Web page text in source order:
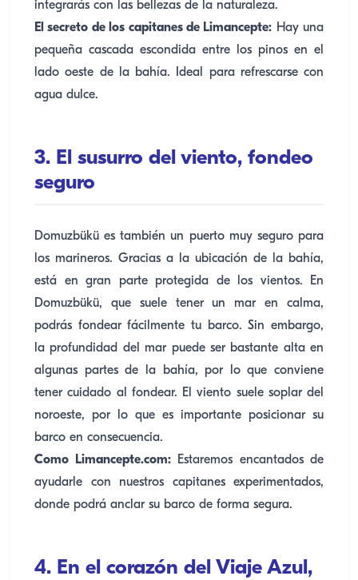
integrarás con las bellezas de la naturaleza.
El secreto de los capitanes de Limancepte: Hay una
pequeña cascada escondida entre los pinos en el
lado oeste de la bahía. Ideal para refrescarse con
agua dulce.
3. El susurro del viento, fondeo
seguro
Domuzbükü es también un puerto muy seguro para
los marineros. Gracias a la ubicación de la bahía,
está en gran parte protegida de los vientos. En
Domuzbükü, que suele tener un mar en calma,
podrás fondear fácilmente tu barco. Sin embargo,
la profundidad del mar puede ser bastante alta en
algunas partes de la bahía, por lo que conviene
tener cuidado al fondear. El viento suele soplar del
noroeste, por lo que es importante posicionar su
barco en consecuencia.
Como Limancepte.com:Estaremos encantados de
ayudarle con nuestros capitanes experimentados,
donde podrá anclar su barco de forma segura.
4. En el corazón del Viaje Azul,